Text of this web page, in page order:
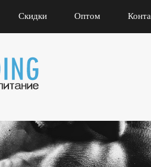
Скидки Оптом